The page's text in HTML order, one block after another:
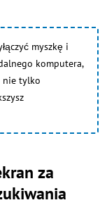
myszkę i
komputera,
nie tylko
za